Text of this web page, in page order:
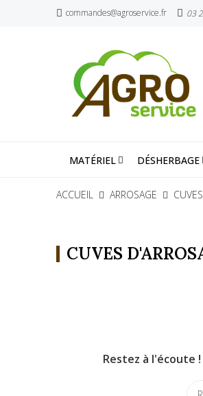
commandes@agroservice.fr 03
MATÉRIEL DÉSHERBAGE
ACCUEIL ARROSAGE
CUVES
Restez à l'écoute